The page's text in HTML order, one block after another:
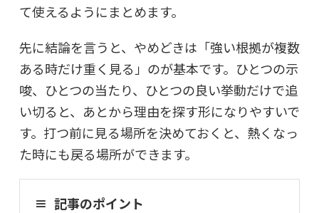
て使えるようにまとめます。
先に結論を言うと、やめどきは「強い根拠が複数
ある時だけ重く見る」のが基本です。ひとつの示
唆、ひとつの当たり、ひとつの良い挙動だけで追
い切ると、あとから理由を探す形になりやすいで
す。打つ前に見る場所を決めておくと、熱くなっ
た時にも戻る場所ができます。
記事のポイント